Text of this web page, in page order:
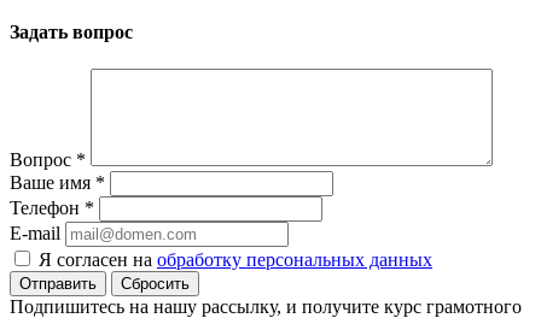
Задать вопрос
Вопрос *
Ваше имя *
Телефон *
E-mail
Я согласен на обработку персональных данных
Сбросить
Подпишитесь на нашу рассылку, и получите курс грамотного